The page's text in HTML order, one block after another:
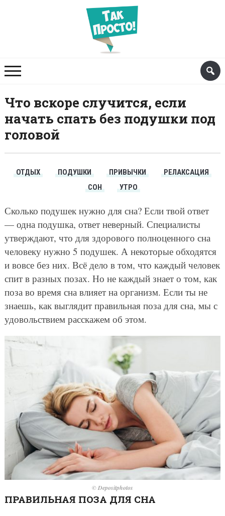
Что вскоре случится, если
начать спать без подушки под
головой
ОТДЫХ ПОДУШКИ ПРИВЫЧКИ
РЕЛАКСАЦИЯ
СОН
УТРО
Сколько подушек нужно для сна? Если твой ответ
— одна подушка, ответ неверный. Специалисты
утверждают, что для здорового полноценного сна
человеку нужно 5 подушек. А некоторые обходятся
и вовсе без них. Всё дело в том, что каждый человек
спит в разных позах. Но не каждый знает о том, как
поза во время сна влияет на организм. Если ты не
знаешь, как выглядит правильная поза для сна, мы с
удовольствием расскажем об этом.
© Depositphotos
ПРАВИЛЬНАЯ ПОЗА ДЛЯ СНА